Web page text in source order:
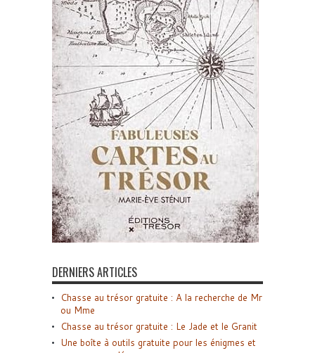
DERNIERS ARTICLES
Chasse au trésor gratuite : A la recherche de Mr
ou Mme
Chasse au trésor gratuite : Le Jade et le Granit
Une boîte à outils gratuite pour les énigmes et